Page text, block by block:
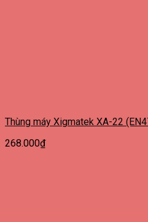
Thùng máy Xigmatek XA-22
268.000₫